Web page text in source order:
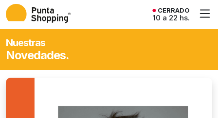
CERRADO
10 a 22 hs.
Nuestras
Novedades.